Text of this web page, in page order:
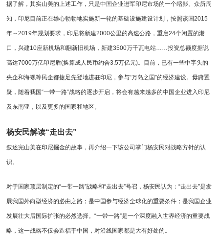
据了解，其实山美的上述工作，只是中国企业进军印尼市场的一个缩影。众所周
知，印尼目前正在雄心勃勃地实施新一轮的基础设施建设计划，按照该国2015
年～2019年规划要求，印尼将新建2000公里的高速公路，重启24个闲置的港
口，兴建10座新机场和翻新旧机场，新建3500万千瓦电站……投资总额度据说
高达7000万亿印尼盾(换算成人民币约合3.5万亿元)。目前，已有一些中字头的
央企和海螺等民企都捷足先登地进驻印尼，参与“万岛之国”的经济建设。毋庸置
疑，随着我国“一带一路”战略的逐步开启，将会有越来越多的中国企业进入印尼
及东南亚，以及更多的国家和地区。
杨安民解读“走出去”
叙述完山美在印尼掘金的故事，再介绍一下该公司掌门杨安民对战略方针的认
识。
对于国家顶层制定的“一带一路”战略和“走出去”号召，杨安民认为：“走出去”是发
展我国外向型经济的必由之路；是中国参与经济全球化的重要条件；是我国企业
发展壮大后国际扩张的必然选择。“一带一路”是一个深度融入世界经济的重要战
略，这一战略不仅会造福于中国，对沿线国家都是大有好处的。